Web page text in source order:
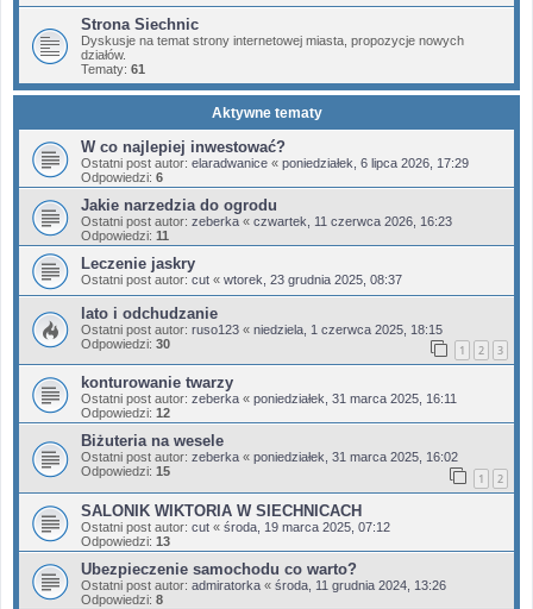
Strona Siechnic
Dyskusje na temat strony internetowej miasta, propozycje nowych
działów.
Tematy: 61
Aktywne tematy
W co najlepiej inwestować?
Ostatni post autor: elaradwanice « poniedziałek, 6 lipca 2026, 17:29
Odpowiedzi: 6
Jakie narzedzia do ogrodu
Ostatni post autor: zeberka « czwartek, 11 czerwca 2026, 16:23
Odpowiedzi: 11
Leczenie jaskry
Ostatni post autor: cut « wtorek, 23 grudnia 2025, 08:37
lato i odchudzanie
Ostatni post autor: ruso123 « niedziela, 1 czerwca 2025, 18:15
Odpowiedzi: 30 1 2 3
konturowanie twarzy
Ostatni post autor: zeberka « poniedziałek, 31 marca 2025, 16:11
Odpowiedzi: 12
Biżuteria na wesele
Ostatni post autor: zeberka « poniedziałek, 31 marca 2025, 16:02
Odpowiedzi: 15 1 2
SALONIK WIKTORIA W SIECHNICACH
Ostatni post autor: cut « środa, 19 marca 2025, 07:12
Odpowiedzi: 13
Ubezpieczenie samochodu co warto?
Ostatni post autor: admiratorka « środa, 11 grudnia 2024, 13:26
Odpowiedzi: 8